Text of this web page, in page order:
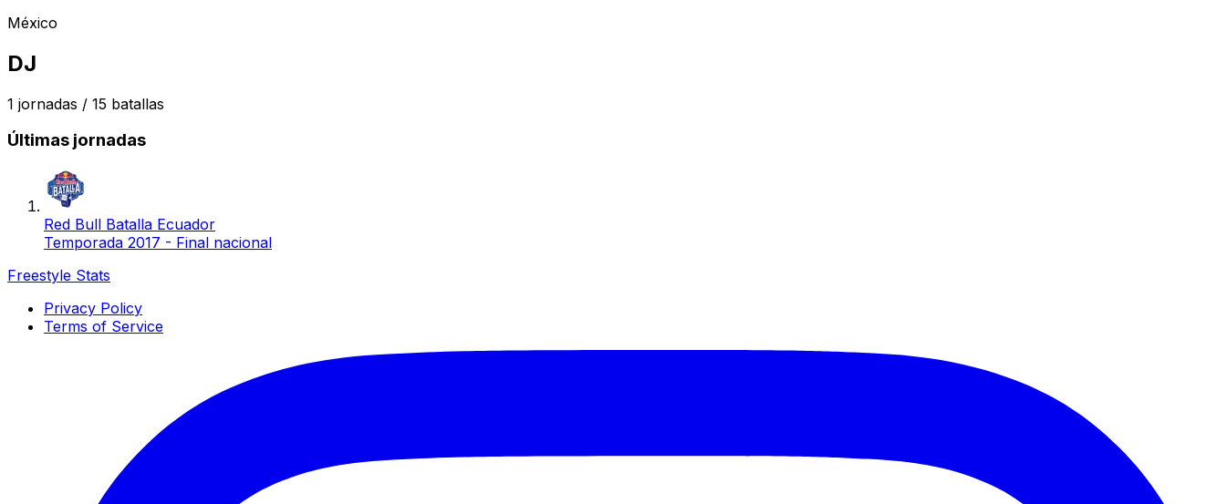
México
DJ
1 jornadas / 15 batallas
Últimas jornadas
Red Bull Batalla Ecuador
Temporada 2017 - Final nacional
Freestyle Stats
Privacy Policy
Terms of Service